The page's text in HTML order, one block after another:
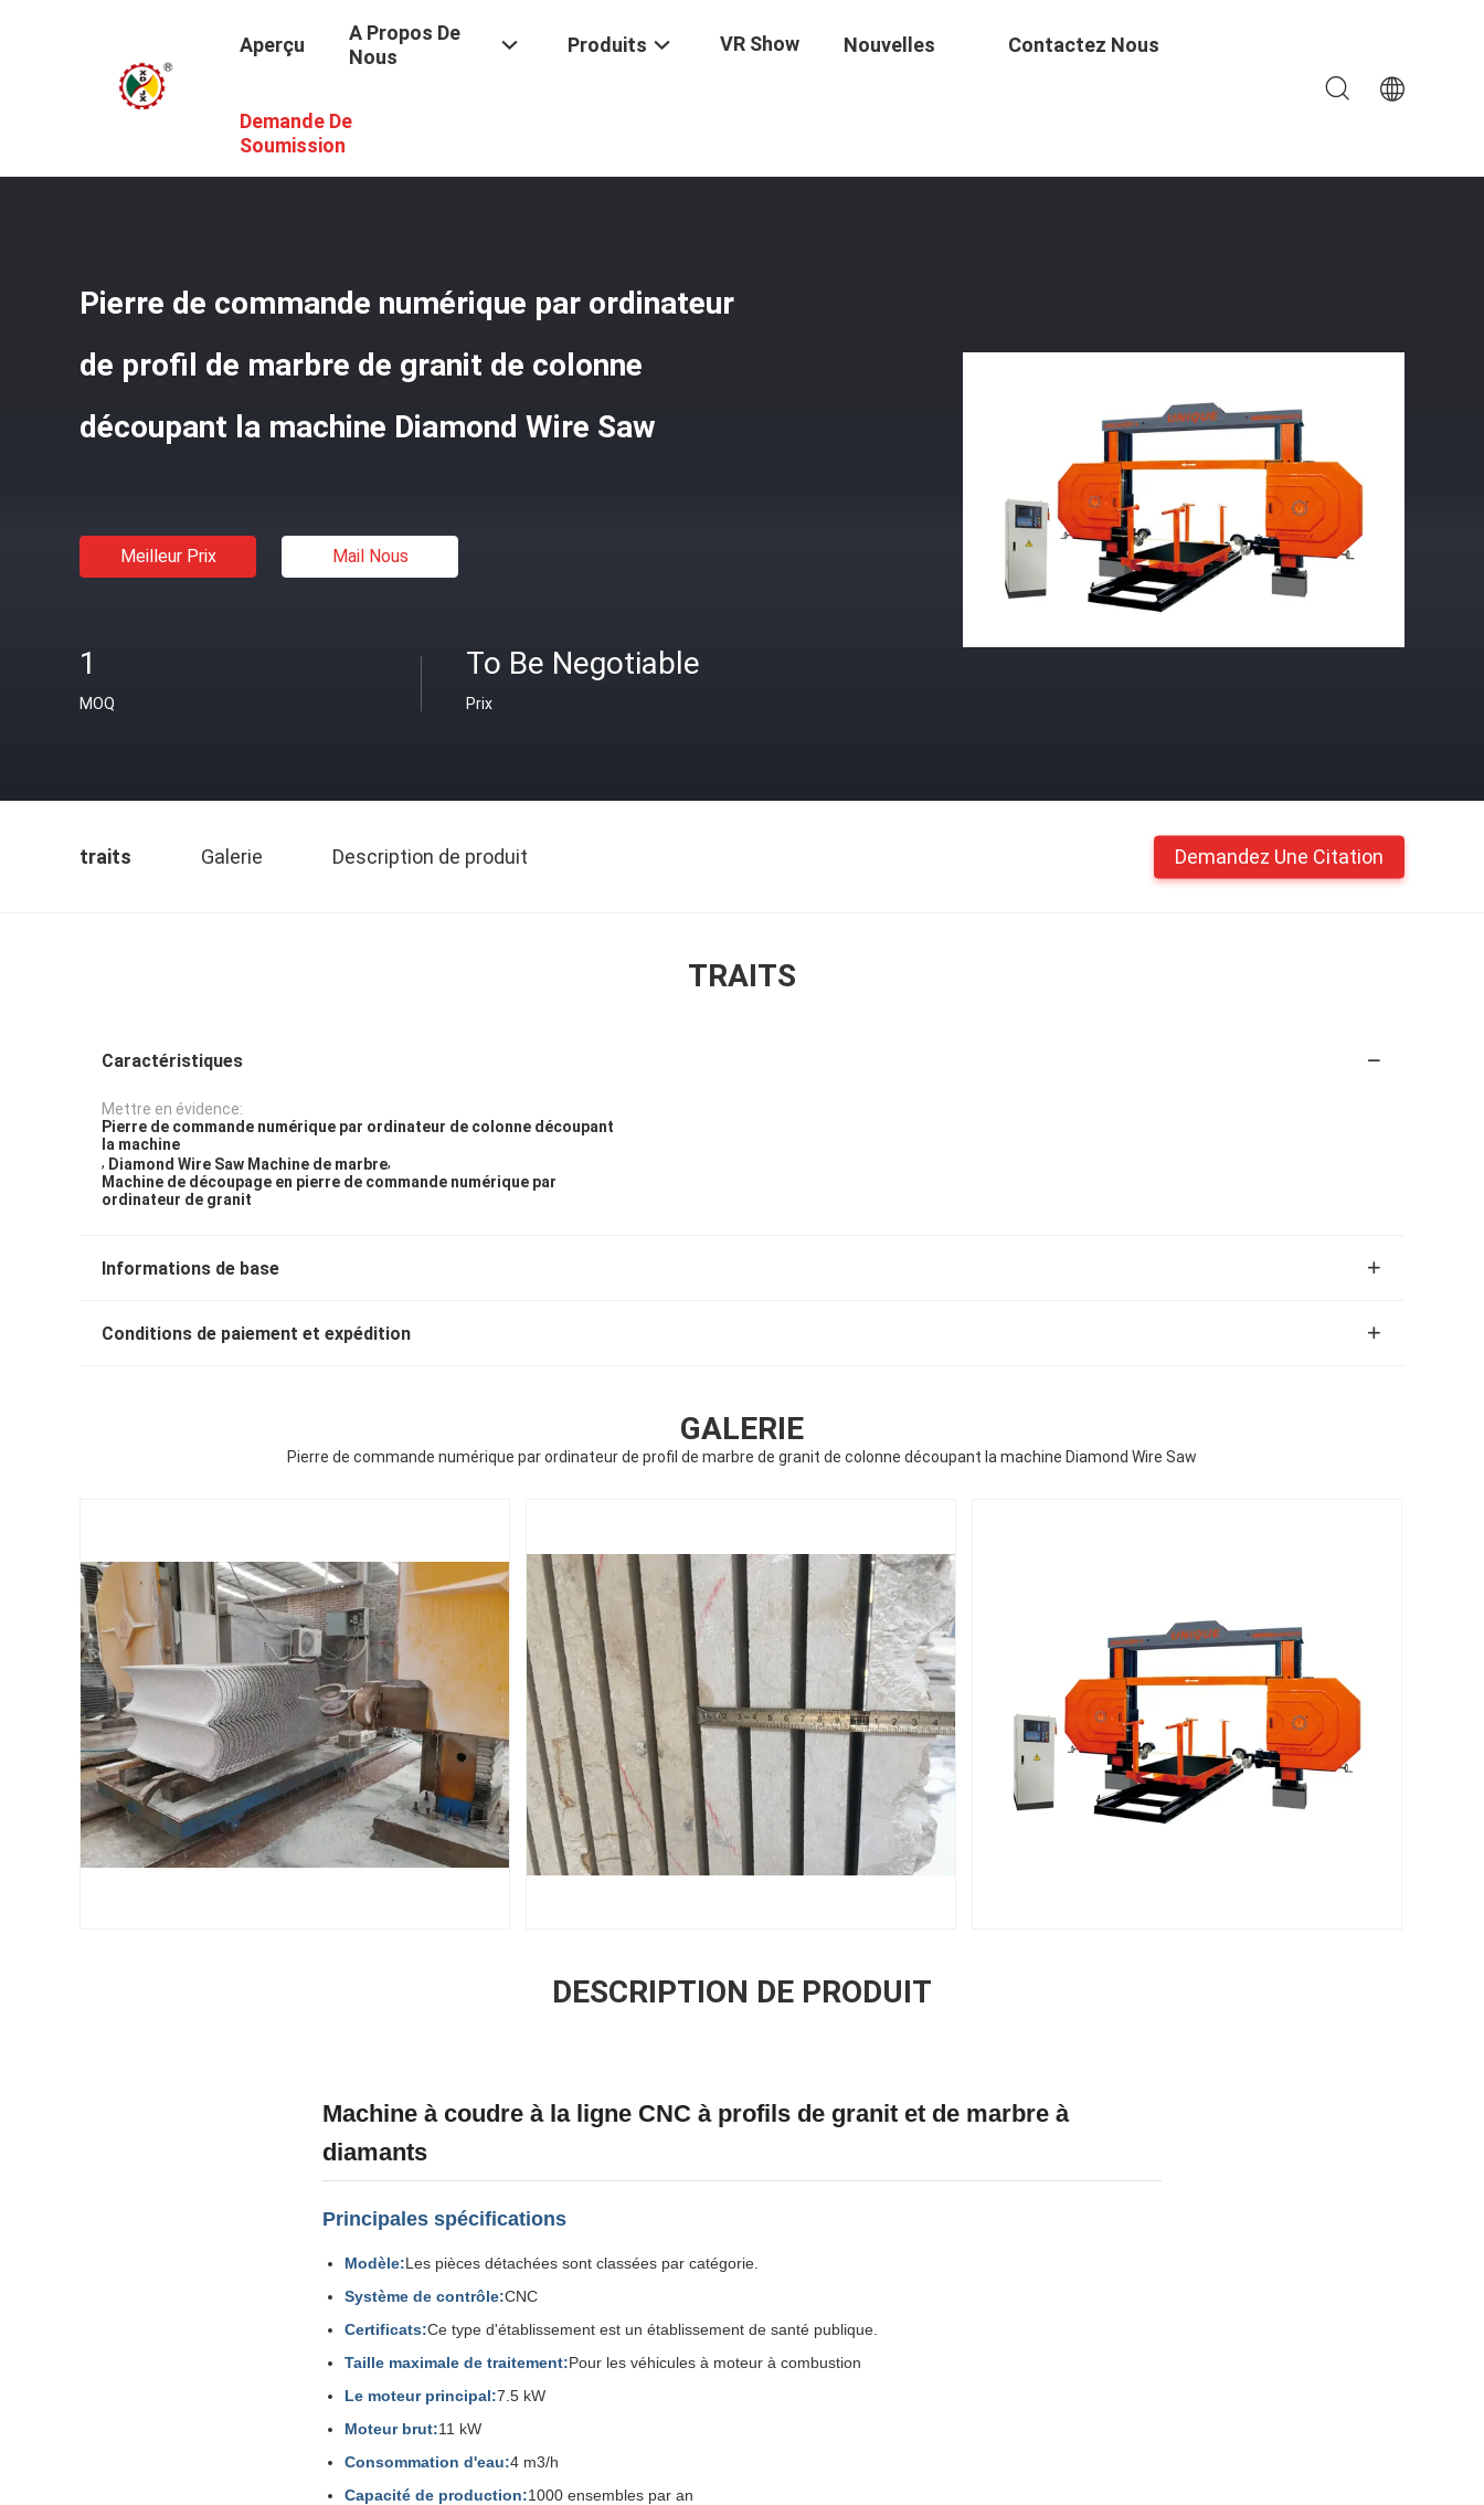
Aperçu
A Propos De
Nous
Produits VR Show Nouvelles Contactez Nous
Demande De
Soumission
Machine De Découpage En Pierre De Commande Numérique Par Ordinateur
Découpant La Machine Diamond Wire Saw
Pierre de commande numérique par ordinateur
de profil de marbre de granit de colonne
découpant la machine Diamond Wire Saw
Meilleur Prix Mail Nous
1
MOQ
To Be Negotiable
Prix
traits Galerie Description de produit Demandez Une Citation
TRAITS
Caractéristiques
Mettre en évidence:
Pierre de commande numérique par ordinateur de colonne découpant
la machine
, Diamond Wire Saw Machine de marbre,
Machine de découpage en pierre de commande numérique par
ordinateur de granit
Informations de base
Conditions de paiement et expédition
GALERIE
Pierre de commande numérique par ordinateur de profil de marbre de granit de colonne découpant la machine Diamond Wire Saw
DESCRIPTION DE PRODUIT
Machine à coudre à la ligne CNC à profils de granit et de marbre à
diamants
Principales spécifications
Modèle:Les pièces détachées sont classées par catégorie.
Système de contrôle:CNC
Certificats:Ce type d'établissement est un établissement de santé publique.
Taille maximale de traitement:Pour les véhicules à moteur à combustion
Le moteur principal:7.5 kW
Moteur brut:11 kW
Consommation d'eau:4 m3/h
Capacité de production:1000 ensembles par an